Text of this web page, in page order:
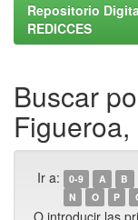
Repositorio
REDICCES
Buscar
Ir a: 0-9 A B
N
O P
O introducir las